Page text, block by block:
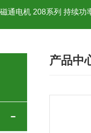
通电机 208系列 持续功
同步电机MTES 132SB/2
步电机MTES 160MA/2
产品中